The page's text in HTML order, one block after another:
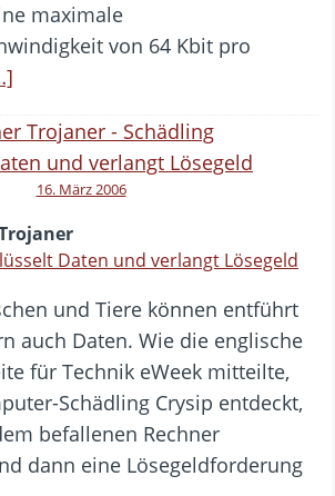
maximale
von 64 Kbit pro
16. März 2006
Daten und verlangt Lösegeld
und Tiere können entführt
auch Daten. Wie die englische
für Technik eWeek mitteilte,
Schädling Crysip entdeckt,
befallenen Rechner
dann eine Lösegeldforderung